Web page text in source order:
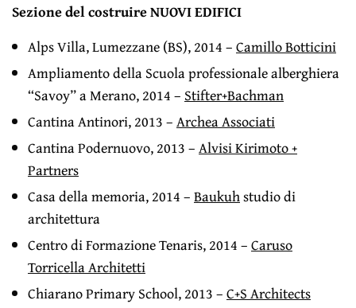
Sezione del costruire NUOVI EDIFICI
Alps Villa, Lumezzane (BS), 2014 –Camillo Botticini
Ampliamento della Scuola professionale alberghiera
“Savoy” a Merano, 2014 – Stifter+Bachman
Cantina Antinori, 2013 –Archea Associati
Cantina Podernuovo, 2013 –Alvisi Kirimoto +
Partners
Casa della memoria, 2014 –Baukuhstudio di
architettura
Centro di Formazione Tenaris, 2014 –Caruso
Torricella Architetti
Chiarano Primary School, 2013 –C+S Architects